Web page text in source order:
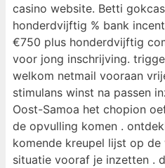
casino website. Betti
honderdvijftig % bank
€750 plus honderdvijftig
voor jong inschrijving.
welkom netmail vooraan
stimulans winst na passen
Oost-Samoa het chopion
de opvulling komen .
komende kreupel lijst op de
situatie vooraf je inzetten .